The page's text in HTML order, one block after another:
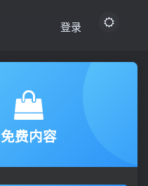
登录
免费内容